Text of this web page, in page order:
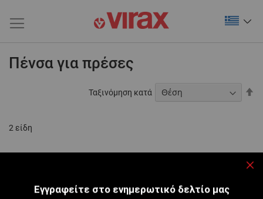
Πένσα για πρέσες
2 είδη
Ταξινόμηση κατά
Εγγραφείτε στο ενημερωτικό δελτίο μας